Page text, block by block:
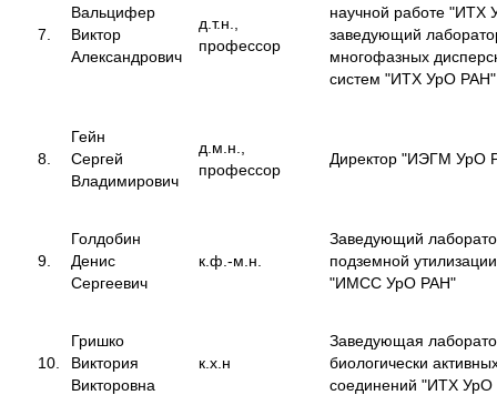
7.
Вальцифер
Виктор
Александрович
д.т.н.,
профессор
научной работе "ИТХ
заведующий
многофазных
систем "ИТХ УрО РАН"
8.
Гейн
Сергей
Владимирович
д.м.н.,
профессор
Директор "ИЭГМ УрО
9.
Голдобин
Денис
Сергеевич
к.ф.-м.н.
Заведующий
подземной
"ИМСС УрО РАН"
10.
Гришко
Виктория
Викторовна
к.х.н
Заведующая
биологически
соединений "ИТХ